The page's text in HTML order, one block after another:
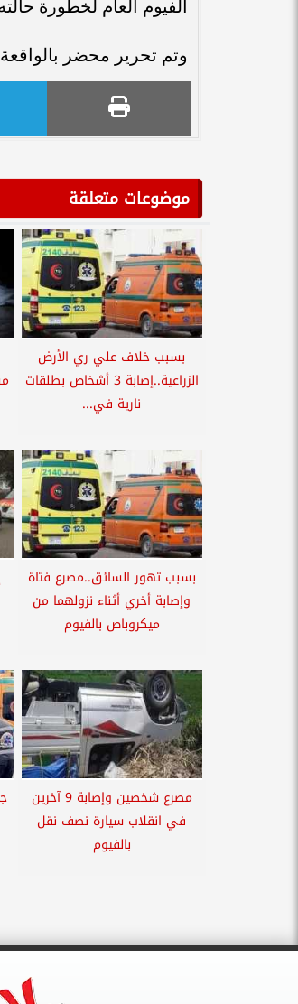
الفيوم العام لخطورة
وتم تحرير محضر بالواقعة
موضوعات متعلقة
بسبب خلاف علي ري الأرض
الزراعية..إصابة 3 أشخاص بطلقات
نارية في...
بسبب تهور السائق..مصرع فتاة
وإصابة أخري أثناء نزولهما من
ميكروباص بالفيوم
مصرع شخصين وإصابة 9 آخرين
في انقلاب سيارة نصف نقل
بالفيوم